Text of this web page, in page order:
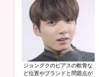
ジョングクのピアスの軟骨な
ど位置やブランドと問題点が